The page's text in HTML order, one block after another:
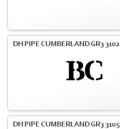
DH PIPE CUMBERLAND GR3 3102
DH PIPE CUMBERLAND GR3 3105